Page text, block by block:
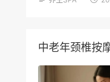
中老年颈椎按